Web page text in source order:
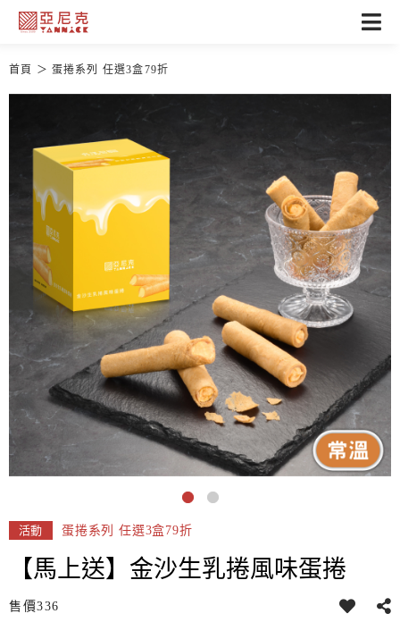
首頁 蛋捲系列 任選3盒79折
活動 蛋捲系列 任選3盒79折
【馬上送】金沙生乳捲風味蛋捲
售價336